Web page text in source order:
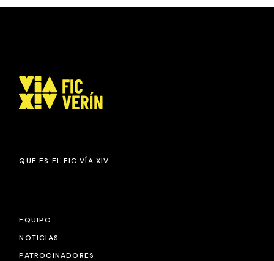
QUE ES EL FIC VÍA XIV
EQUIPO
NOTICIAS
PATROCINADORES